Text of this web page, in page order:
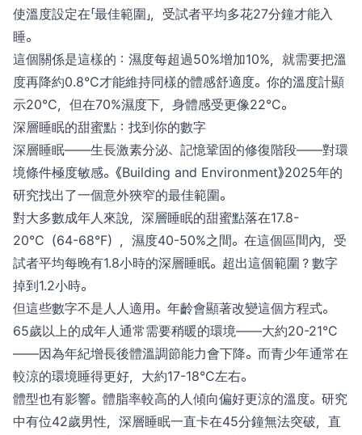
使溫度設定在「最佳範圍」，受試者平均多花27分鐘才能入
睡。
這個關係是這樣的：濕度每超過50%增加10%，就需要把溫
度再降約0.8°C才能維持同樣的體感舒適度。你的溫度計顯
示20°C，但在70%濕度下，身體感受更像22°C。
深層睡眠的甜蜜點：找到你的數字
深層睡眠——生長激素分泌、記憶鞏固的修復階段——對環
境條件極度敏感。《Building and Environment》2025年的
研究找出了一個意外狹窄的最佳範圍。
對大多數成年人來說，深層睡眠的甜蜜點落在17.8-
20°C（64-68°F），濕度40-50%之間。在這個區間內，受
試者平均每晚有1.8小時的深層睡眠。超出這個範圍？數字
掉到1.2小時。
但這些數字不是人人適用。年齡會顯著改變這個方程式。
65歲以上的成年人通常需要稍暖的環境——大約20-21°C
——因為年紀增長後體溫調節能力會下降。而青少年通常在
較涼的環境睡得更好，大約17-18°C左右。
體型也有影響。體脂率較高的人傾向偏好更涼的溫度。研究
中有位42歲男性，深層睡眠一直卡在45分鐘無法突破，直